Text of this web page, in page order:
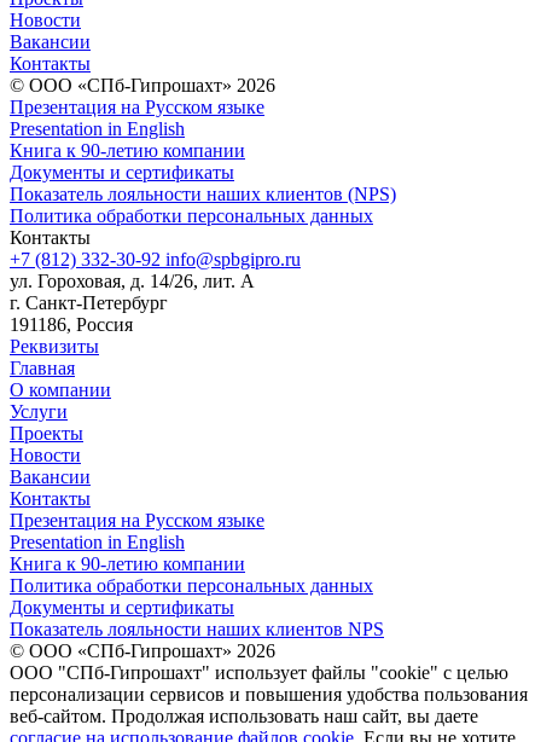
Новости
Вакансии
Контакты
© ООО «СПб-Гипрошахт» 2026
Презентация на Русском языке
Presentation in English
Книга к 90-летию компании
Документы и сертификаты
Показатель лояльности наших клиентов (NPS)
Политика обработки персональных данных
Контакты
+7 (812) 332-30-92 info@spbgipro.ru
ул. Гороховая, д. 14/26, лит. А
г. Санкт-Петербург
191186, Россия
Реквизиты
Главная
О компании
Услуги
Проекты
Новости
Вакансии
Контакты
Презентация на Русском языке
Presentation in English
Книга к 90-летию компании
Политика обработки персональных данных
Документы и сертификаты
Показатель лояльности наших клиентов NPS
© ООО «СПб-Гипрошахт» 2026
ООО "СПб-Гипрошахт" использует файлы "cookie" с целью
персонализации сервисов и повышения удобства пользования
веб-сайтом. Продолжая использовать наш сайт, вы даете
согласие на использование файлов cookie . Если вы не хотите